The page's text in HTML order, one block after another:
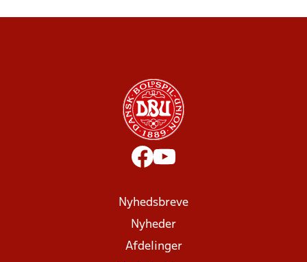
Nyhedsbreve
Nyheder
Afdelinger